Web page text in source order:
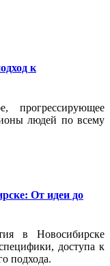
к
прогрессирующее
людей по всему
От идеи до
в Новосибирске
доступа к
подхода.